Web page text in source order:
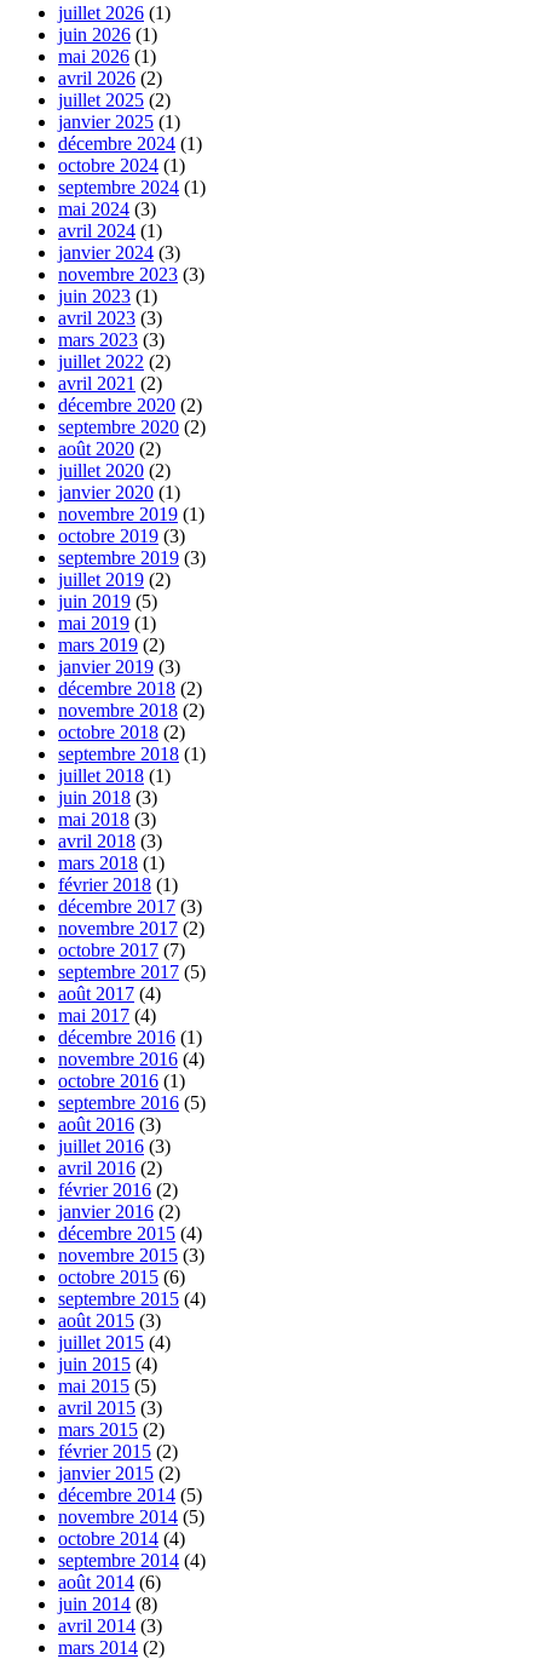
juillet 2026 (1)
juin 2026 (1)
mai 2026 (1)
avril 2026 (2)
juillet 2025 (2)
janvier 2025 (1)
décembre 2024 (1)
octobre 2024 (1)
septembre 2024 (1)
mai 2024 (3)
avril 2024 (1)
janvier 2024 (3)
novembre 2023 (3)
juin 2023 (1)
avril 2023 (3)
mars 2023 (3)
juillet 2022 (2)
avril 2021 (2)
décembre 2020 (2)
septembre 2020 (2)
août 2020 (2)
juillet 2020 (2)
janvier 2020 (1)
novembre 2019 (1)
octobre 2019 (3)
septembre 2019 (3)
juillet 2019 (2)
juin 2019 (5)
mai 2019 (1)
mars 2019 (2)
janvier 2019 (3)
décembre 2018 (2)
novembre 2018 (2)
octobre 2018 (2)
septembre 2018 (1)
juillet 2018 (1)
juin 2018 (3)
mai 2018 (3)
avril 2018 (3)
mars 2018 (1)
février 2018 (1)
décembre 2017 (3)
novembre 2017 (2)
octobre 2017 (7)
septembre 2017 (5)
août 2017 (4)
mai 2017 (4)
décembre 2016 (1)
novembre 2016 (4)
octobre 2016 (1)
septembre 2016 (5)
août 2016 (3)
juillet 2016 (3)
avril 2016 (2)
février 2016 (2)
janvier 2016 (2)
décembre 2015 (4)
novembre 2015 (3)
octobre 2015 (6)
septembre 2015 (4)
août 2015 (3)
juillet 2015 (4)
juin 2015 (4)
mai 2015 (5)
avril 2015 (3)
mars 2015 (2)
février 2015 (2)
janvier 2015 (2)
décembre 2014 (5)
novembre 2014 (5)
octobre 2014 (4)
septembre 2014 (4)
août 2014 (6)
juin 2014 (8)
avril 2014 (3)
mars 2014 (2)